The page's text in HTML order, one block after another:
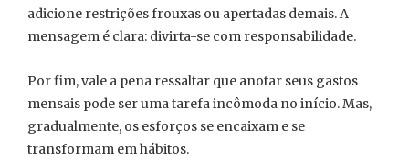
adicione restrições frouxas ou apertadas demais. A
mensagem é clara: divirta-se com responsabilidade.
Por fim, vale a pena ressaltar que anotar seus gastos
mensais pode ser uma tarefa incômoda no início. Mas,
gradualmente, os esforços se encaixam e se
transformam em hábitos.